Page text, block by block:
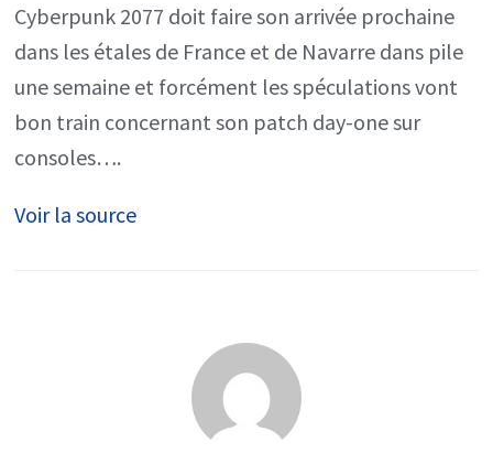
PS4
:
Non
le
Cyberpunk 2077 doit faire son arrivée prochaine
dans les étales de France et de Navarre dans pile
une semaine et forcément les spéculations vont
bon train concernant son patch day-one sur
consoles….
Voir la source